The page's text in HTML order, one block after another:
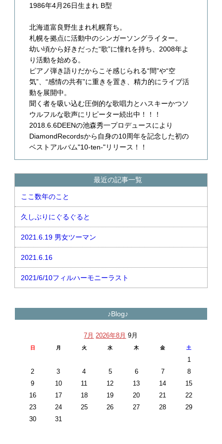
1986年4月26日生まれ B型
北海道富良野生まれ札幌育ち。
札幌を拠点に活動中のシンガーソングライター。
幼い頃から好きだった“歌”に憧れを持ち、2008年よ
り活動を始める。
ピアノ弾き語りだからこそ感じられる“間”や“空
気”、“感情の共有”に重きを置き、精力的にライブ活
動を展開中。
聞く者を吸い込む圧倒的な歌唱力とハスキーかつソ
ウルフルな歌声にリピーター続出中！！！
2018.6.6DEENの池森秀一プロデュースにより
DiamondRecordsから自身の10周年を記念した初の
ベストアルバム"10-ten-"リリース！！
最近の記事一覧
ここ数年のこと
久しぶりにぐるぐると
2021.6.19 男女ツーマン
2021.6.16
2021/6/10フィルハーモニーラスト
♪Blog♪
7月 2026年8月 9月
日 月 火 水 木 金 土
1
2
3 4 5 6 7
8
9
10 11 12 13 14
15
16
17 18 19 20 21
22
23
24 25 26 27 28
29
30
31